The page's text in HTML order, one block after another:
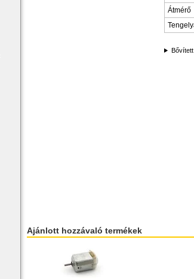
Átmérő
Ajánlott hozzávaló termékek